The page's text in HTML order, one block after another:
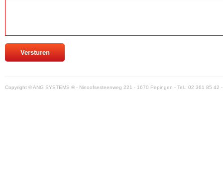
Versturen
Copyright © ANG SYSTEMS ® - Ninoofsesteenweg 221 - 1670 Pepingen - Tel.: 02 361 85 42